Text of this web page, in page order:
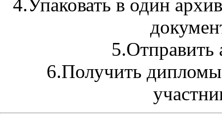
4.Упаковать в один
5.Отправить
6.Получить